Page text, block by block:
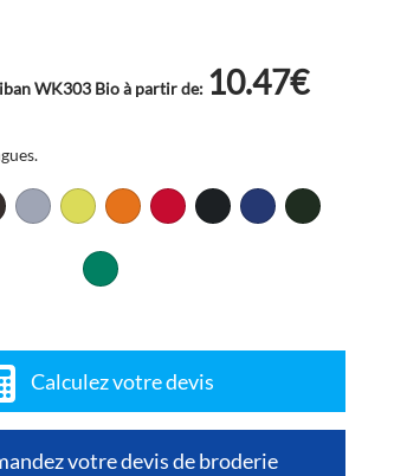
WK303 Bio à partir de: 10.47€
Calculez votre devis
votre devis de broderie